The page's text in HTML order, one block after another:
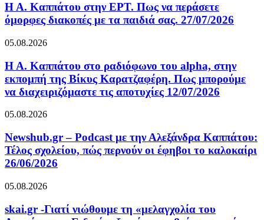
Η Α. Καππάτου στην ΕΡΤ. Πως να περάσετε
όμορφες διακοπές με τα παιδιά σας. 27/07/2026
05.08.2026
Η Α. Καππάτου στο ραδιόφωνο του alpha, στην
εκπομπή της Βίκυς Καρατζαφέρη. Πως μπορούμε
να διαχειριζόμαστε τις αποτυχίες 12/07/2026
05.08.2026
Newshub.gr – Podcast με την Αλεξάνδρα Καππάτου:
Τέλος σχολείου, πώς περνούν οι έφηβοι το καλοκαίρι
26/06/2026
05.08.2026
skai.gr -Γιατί νιώθουμε τη «μελαγχολία του